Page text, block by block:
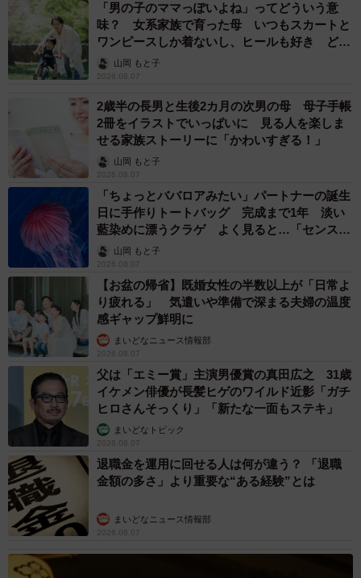
羊に見せる…なんで？（フェリシモ提供）
「男の子のママっぽいよね」ってどういう意
味？ 女系家族で育った母 いつもスカートと
ワンピースしか着ないし、ヒールも好き どの
へんが…
山岡 もと子
2026.08.07
2歳半の長男と生後2カ月の次男の母 母子手帳
2冊をイラストでいっぱいに 見る人を楽しま
せる家族ストーリーに「かわいすぎる！」
山岡 もと子
2026.08.07
「ちょっとババロアみたい」パートナーの誕生
日に手作りトートバッグ 完成まで1年 淡い
藍染めに漂うクラゲ よく見ると…「センスす
ごい」山岡 もと子
2026.08.07
【お盆の帰省】既婚女性の半数以上が「日常よ
り疲れる」 気遣いや準備で深まる夫婦の温度
感ギャップ鮮明に
まいどなニュース情報部
2026.08.07
父は「エミー賞」主演男優賞の真田広之 31歳
イケメン俳優が長髪ヒゲのワイルド近影「ガチ
ヒロさんそっくり」「新たな一面もステキ」
まいどなトピック
2026.08.07
退職金を運用に回せる人は何が違う？ 「退職
金額の多さ」より重要な“ある経験”とは
まいどなニュース情報部
2026.08.07